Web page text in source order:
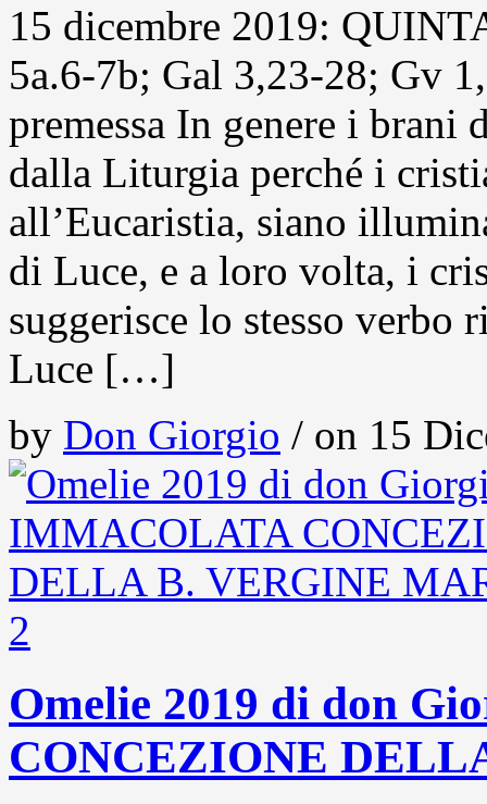
15 dicembre 2019:
5a.6-7b; Gal 3,23-28; Gv
premessa In genere i brani
dalla Liturgia perché i
all’Eucaristia, siano
di Luce, e a loro volta, i
suggerisce lo stesso
Luce […]
by Don Giorgio / on 15
2
Omelie 2019 di don
CONCEZIONE